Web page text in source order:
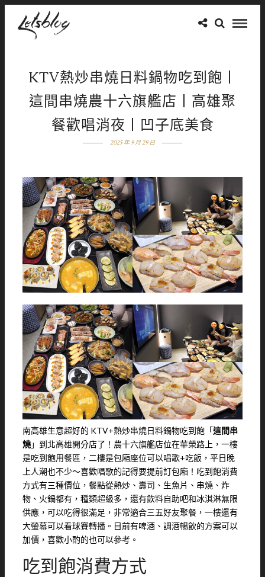
KTV熱炒串燒日料鍋物吃到飽丨
這間串燒農十六旗艦店丨高雄聚
餐歡唱消夜丨凹子底美食
2025 年 9 月 29 日
南高雄生意超好的 KTV+熱炒串燒日料鍋物吃到飽「這間串
燒」到北高雄開分店了！農十六旗艦店位在華榮路上，一樓
是吃到飽用餐區，二樓是包廂座位可以唱歌+吃飯，平日晚
上人潮也不少～喜歡唱歌的記得要提前訂包廂！吃到飽消費
方式有三種價位，餐點從熱炒、壽司、生魚片、串燒、炸
物、火鍋都有，種類超級多，還有飲料自助吧和冰淇淋無限
供應，可以吃得很滿足，非常適合三五好友聚餐，一樓還有
大螢幕可以看球賽轉播。目前有啤酒、調酒暢飲的方案可以
加價，喜歡小酌的也可以參考。
吃到飽消費方式